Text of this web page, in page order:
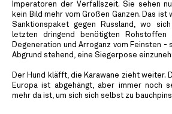
Imperatoren der Verfallszeit. Sie sehen
kein Bild mehr vom Großen Ganzen. Das ist
Sanktionspaket gegen Russland, wo
letzten dringend benötigten Rohstoffen
Degeneration und Arroganz vom Feinsten -
Abgrund stehend, eine Siegerpose
Der Hund kläfft, die Karawane zieht weiter.
Europa ist abgehängt, aber immer noch
mehr da ist, um sich sich selbst zu